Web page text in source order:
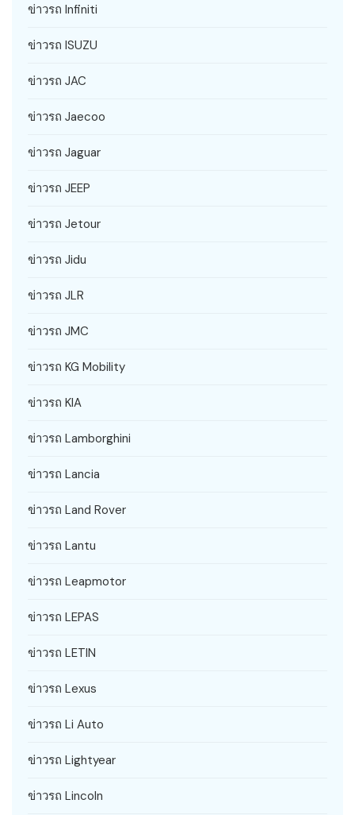
ข่าวรถ Infiniti
ข่าวรถ ISUZU
ข่าวรถ JAC
ข่าวรถ Jaecoo
ข่าวรถ Jaguar
ข่าวรถ JEEP
ข่าวรถ Jetour
ข่าวรถ Jidu
ข่าวรถ JLR
ข่าวรถ JMC
ข่าวรถ KG Mobility
ข่าวรถ KIA
ข่าวรถ Lamborghini
ข่าวรถ Lancia
ข่าวรถ Land Rover
ข่าวรถ Lantu
ข่าวรถ Leapmotor
ข่าวรถ LEPAS
ข่าวรถ LETIN
ข่าวรถ Lexus
ข่าวรถ Li Auto
ข่าวรถ Lightyear
ข่าวรถ Lincoln